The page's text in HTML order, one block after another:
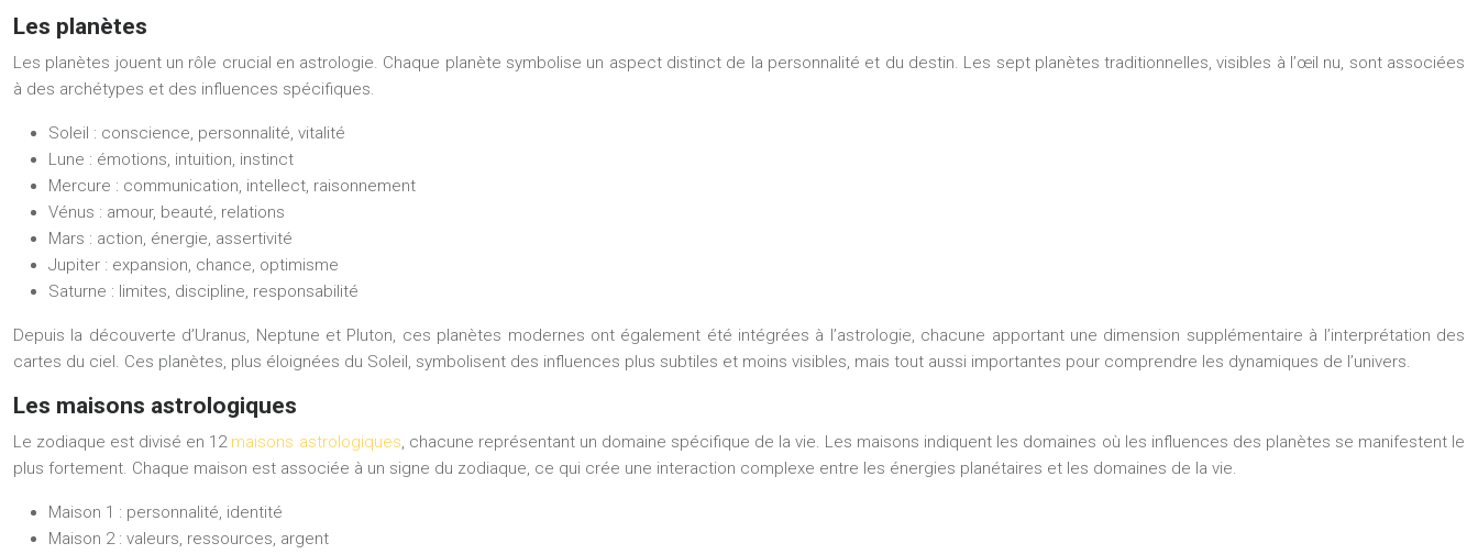
Les planètes
Les planètes jouent un rôle crucial en astrologie. Chaque planète symbolise un aspect distinct de la personnalité et du destin. Les sept planètes traditionnelles, visibles à l’œil nu, sont associées
à des archétypes et des influences spécifiques.
Soleil : conscience, personnalité, vitalité
Lune : émotions, intuition, instinct
Mercure : communication, intellect, raisonnement
Vénus : amour, beauté, relations
Mars : action, énergie, assertivité
Jupiter : expansion, chance, optimisme
Saturne : limites, discipline, responsabilité
Depuis la découverte d’Uranus, Neptune et Pluton, ces planètes modernes ont également été intégrées à l’astrologie, chacune apportant une dimension supplémentaire à l’interprétation des
cartes du ciel. Ces planètes, plus éloignées du Soleil, symbolisent des influences plus subtiles et moins visibles, mais tout aussi importantes pour comprendre les dynamiques de l’univers.
Les maisons astrologiques
Le zodiaque est divisé en 12 maisons astrologiques, chacune représentant un domaine spécifique de la vie. Les maisons indiquent les domaines où les influences des planètes se manifestent le
plus fortement. Chaque maison est associée à un signe du zodiaque, ce qui crée une interaction complexe entre les énergies planétaires et les domaines de la vie.
Maison 1 : personnalité, identité
Maison 2 : valeurs, ressources, argent